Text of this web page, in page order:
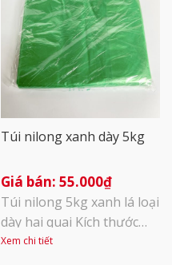
tốtTốtTrung bìnhKhông
tệRất tệ
Túi nilong xanh dày 5kg
55.000₫
Túi nilong 5kg xanh lá loại
dày hai quai Kích thước
~30×37 Hàng dày
Xem chi tiết